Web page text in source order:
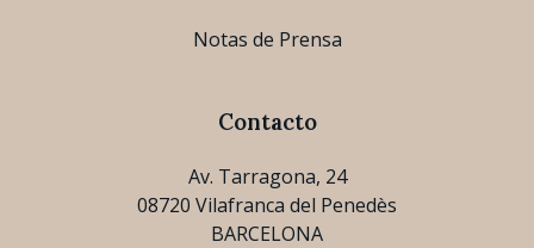
Notas de Prensa
Contacto
Av. Tarragona, 24
08720 Vilafranca del Penedès
BARCELONA